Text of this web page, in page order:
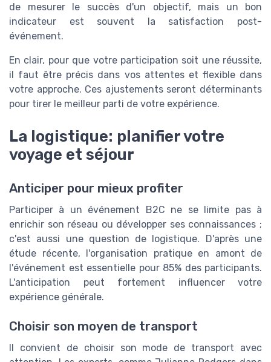
de mesurer le succès d'un objectif, mais un bon
indicateur est souvent la satisfaction post-
événement.
En clair, pour que votre participation soit une réussite,
il faut être précis dans vos attentes et flexible dans
votre approche. Ces ajustements seront déterminants
pour tirer le meilleur parti de votre expérience.
La logistique: planifier votre
voyage et séjour
Anticiper pour mieux profiter
Participer à un événement B2C ne se limite pas à
enrichir son réseau ou développer ses connaissances ;
c'est aussi une question de logistique. D'après une
étude récente, l'organisation pratique en amont de
l'événement est essentielle pour 85% des participants.
L'anticipation peut fortement influencer votre
expérience générale.
Choisir son moyen de transport
Il convient de choisir son mode de transport avec